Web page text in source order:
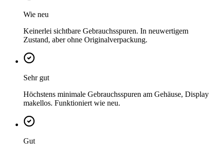
Wie neu
Keinerlei sichtbare Gebrauchsspuren. In neuwertigem
Zustand, aber ohne Originalverpackung.
Sehr gut
Höchstens minimale Gebrauchsspuren am Gehäuse, Display
makellos. Funktioniert wie neu.
Gut